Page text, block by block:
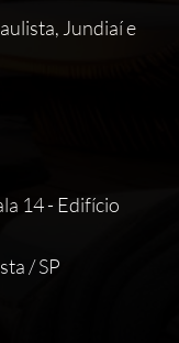
Jundiaí e
14 - Edifício
/ SP